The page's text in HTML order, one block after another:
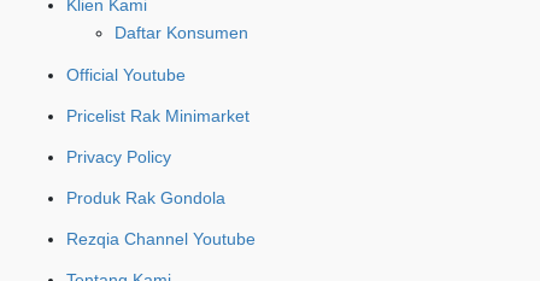
Klien Kami
Daftar Konsumen
Official Youtube
Pricelist Rak Minimarket
Privacy Policy
Produk Rak Gondola
Rezqia Channel Youtube